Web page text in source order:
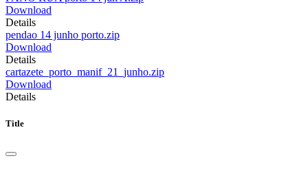
Download
Details
pendao 14 junho porto.zip
Download
Details
cartazete_porto_manif_21_junho.zip
Download
Details
Title